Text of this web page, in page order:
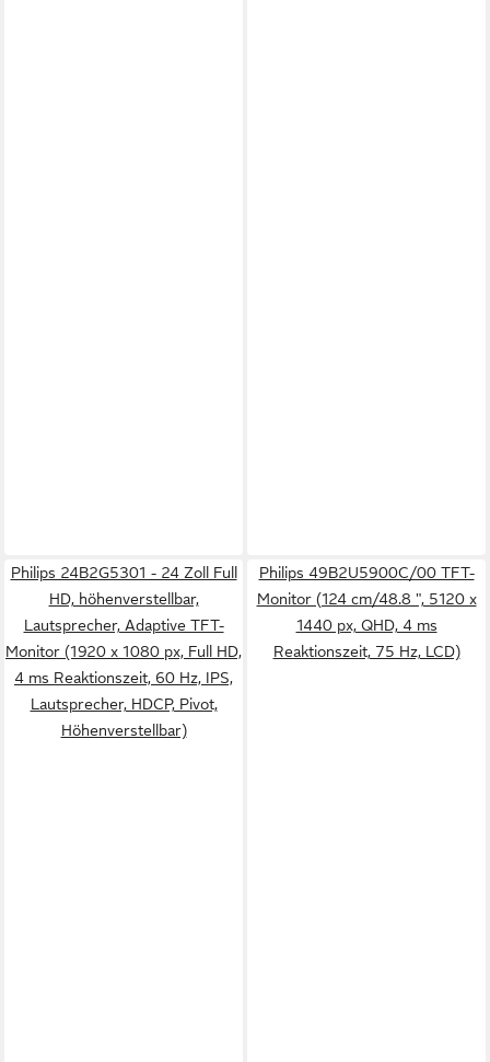
Philips 24B2G5301 - 24 Zoll Full
HD, höhenverstellbar,
Lautsprecher, Adaptive TFT-
Monitor (1920 x 1080 px, Full HD,
4 ms Reaktionszeit, 60 Hz, IPS,
Lautsprecher, HDCP, Pivot,
Höhenverstellbar)
Philips 49B2U5900C/00 TFT-
Monitor (124 cm/48.8 ", 5120 x
1440 px, QHD, 4 ms
Reaktionszeit, 75 Hz, LCD)